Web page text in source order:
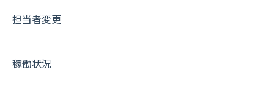
商品
お知らせ
商品
契約・その他
メンバー画面について
担当者変更
稼働状況